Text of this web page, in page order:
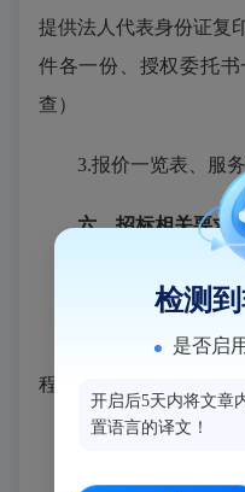
提供法人代表身份证复
件各一份、授权委托
查）
3.报价一览表、服
六、招标相关要求
（一）培训内容和
福建省人力资源
程，每人
检测
是否启
开启后5天内将文章
置语言的译文！